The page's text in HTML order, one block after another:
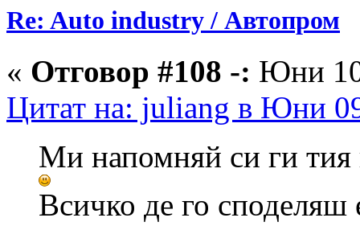
Re: Auto industry / Автопром
« Отговор #108 -: Юни
Цитат на: juliang в Юни
Ми напомняй си ги тия
Всичко де го